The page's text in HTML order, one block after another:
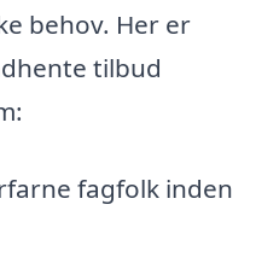
behov. Her er
tilbud
fagfolk inden